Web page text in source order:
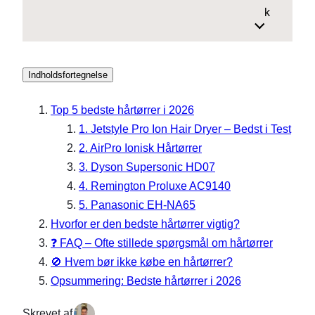
k
Indholdsfortegnelse
Top 5 bedste hårtørrer i 2026
1. Jetstyle Pro Ion Hair Dryer – Bedst i Test
2. AirPro Ionisk Hårtørrer
3. Dyson Supersonic HD07
4. Remington Proluxe AC9140
5. Panasonic EH-NA65
Hvorfor er den bedste hårtørrer vigtig?
❓ FAQ – Ofte stillede spørgsmål om hårtørrer
🚫 Hvem bør ikke købe en hårtørrer?
Opsummering: Bedste hårtørrer i 2026